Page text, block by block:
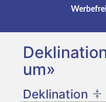
um»
Deklination